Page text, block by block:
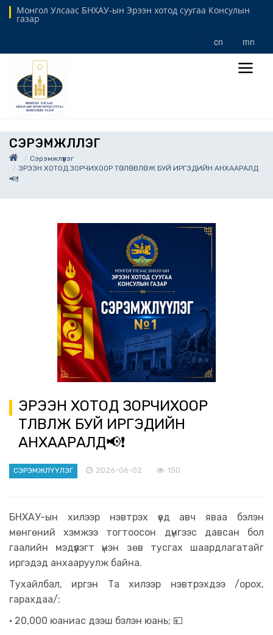
Монгол Улсаас БНХАУ-ын Эрээн хотод суугаа Консулын
газар
cn mn
СЭРЭМЖЛҮҮЛЭГ
Сэрэмжлүүлэг
ЭРЭЭН ХОТОД ЗОРЧИХООР ТӨЛӨВЛӨЖ БУЙ ИРГЭДИЙН АНХААРАЛД
📢❗️
ЭРЭЭН ХОТОД ЗОРЧИХООР
ТӨЛӨВЛӨЖ БУЙ ИРГЭДИЙН
АНХААРАЛД📢❗️
СЭРЭМЖЛҮҮЛЭГ 2026-06-02 150
БНХАУ-ын хилээр нэвтрэх үед авч яваа бэлэн
мөнгөний хэмжээ тогтоосон дүнгээс давсан бол
гаалийн мэдүүлэгт үнэн зөв тусгах шаардлагатайг
иргэдэд анхааруулж байна.
Тухайлбал, иргэн Та хилээр нэвтрэхдээ /орох,
гарахдаа/:
• 20,000 юаниас дээш бэлэн юань; 💴